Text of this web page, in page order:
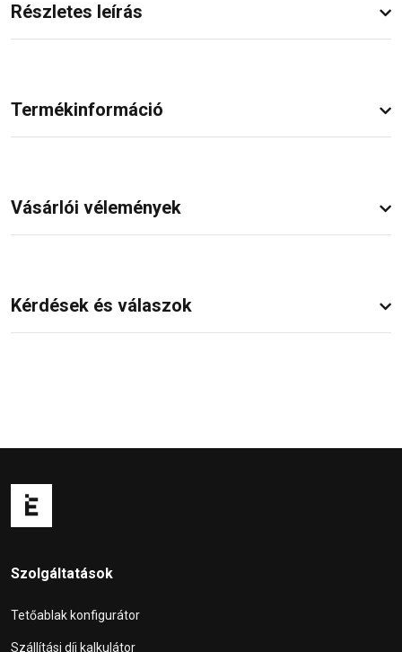
Részletes leírás
Termékinformáció
Vásárlói vélemények
Kérdések és válaszok
Szolgáltatások
Tetőablak konfigurátor
Szállítási díj kalkulátor